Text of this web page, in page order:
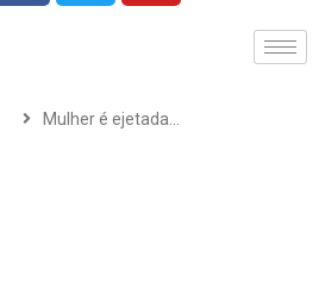
Mulher é ejetada…